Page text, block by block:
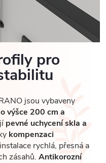
pro
jsou vybaveny
výšce 200 cm a
pevné uchycení skla a
kompenzaci
rychlá, přesná a
zásahů. Antikorozní